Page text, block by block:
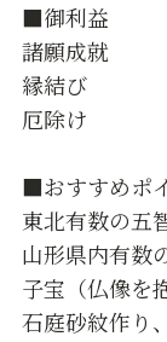
■御利益
諸願成就
縁結び
厄除け
■おすすめポ
東北有数の五
山形県内有数
子宝（仏像を
石庭砂紋作り